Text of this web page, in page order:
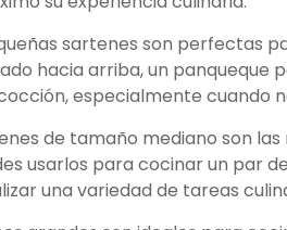
sartenes son perfectas
hacia arriba, un
especialmente cuando
de tamaño mediano son
usarlos para cocinar un par
una variedad de tareas